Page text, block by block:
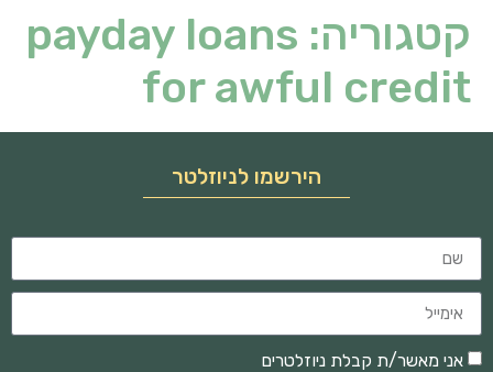
קטגוריה: payday loans
for awful credit
הירשמו לניוזלטר
אני מאשר/ת קבלת ניוזלטרים